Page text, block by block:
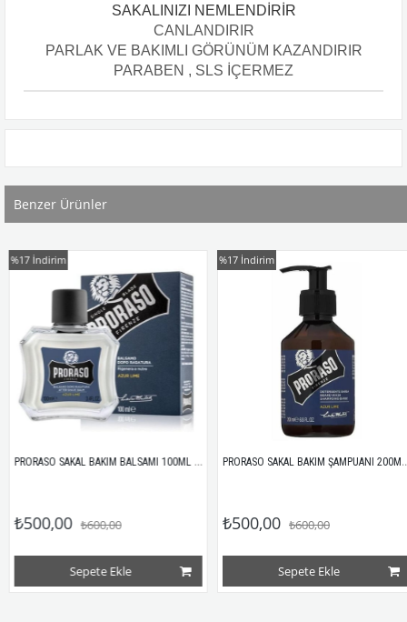
SAKALINIZI NEMLENDİRİR
CANLANDIRIR
PARLAK VE BAKIMLI GÖRÜNÜM KAZANDIRIR
PARABEN , SLS İÇERMEZ
Benzer Ürünler
PRORASO SAKAL BAKIM BALSAMI 100ML AZUR LIME
₺500,00 ₺600,00
Sepete Ekle
%17 İndirim
PRORASO SAKAL BAKIM ŞAMPUANI 200ML AZUR LIME
₺500,00 ₺600,00
Sepete Ekle
%17 İndirim